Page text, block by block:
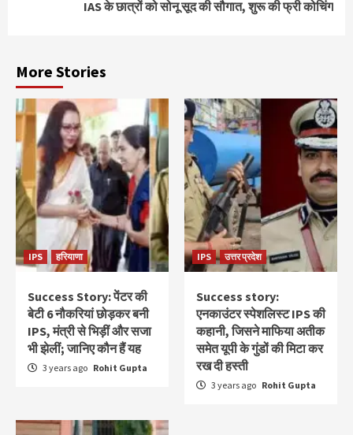
IAS के छात्रों को सोनू सूद की सौगात, शुरू की फ्री कोचिंग
More Stories
IPS हरियाणा
Success Story: पेंटर की
बेटी 6 नौकरियां छोड़कर बनी
IPS, मंत्री से भिड़ीं और सजा
भी झेलीं; जानिए कौन हैं यह
3 years ago Rohit Gupta
IPS उत्तर प्रदेश
Success story:
एनकाउंटर स्‍पेशलिस्‍ट IPS की
कहानी, जिसने माफिया अतीक
समेत यूपी के गुंडों की मिटा कर
रख दी हस्ती
3 years ago Rohit Gupta